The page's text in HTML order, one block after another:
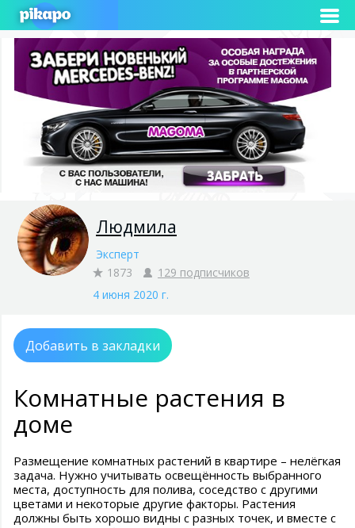
Людмила
Эксперт
1873
129 подписчиков
4 июня 2020 г.
Добавить в закладки
Комнатные растения в
доме
Размещение комнатных растений в квартире – нелёгкая
задача. Нужно учитывать освещённость выбранного
места, доступность для полива, соседство с другими
цветами и некоторые другие факторы. Растения
должны быть хорошо видны с разных точек, и вместе с